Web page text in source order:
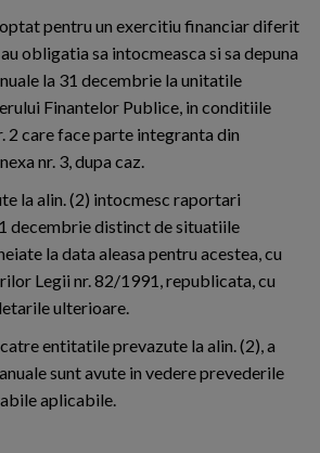
pentru un exercitiu financiar diferit
obligatia sa intocmeasca si sa depuna
la 31 decembrie la unitatile
Finantelor Publice, in conditiile
2 care face parte integranta din
nr. 3, dupa caz.
la alin. (2) intocmesc raportari
decembrie distinct de situatiile
la data aleasa pentru acestea, cu
Legii nr. 82/1991, republicata, cu
ulterioare.
entitatile prevazute la alin. (2), a
sunt avute in vedere prevederile
aplicabile.